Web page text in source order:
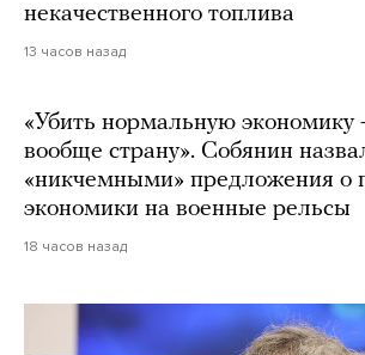
некачественного топлива
13 часов назад
«Убить нормальную экономику
вообще страну». Собянин
«никчемными» предложения о
экономики на военные рельсы
18 часов назад